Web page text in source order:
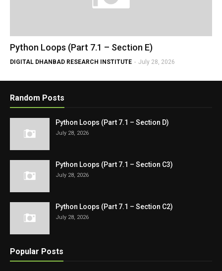
Python Loops (Part 7.1 – Section E)
DIGITAL DHANBAD RESEARCH INSTITUTE - July 28, 2026
Random Posts
Python Loops (Part 7.1 – Section D)
July 28, 2026
Python Loops (Part 7.1 – Section C3)
July 28, 2026
Python Loops (Part 7.1 – Section C2)
July 28, 2026
Popular Posts